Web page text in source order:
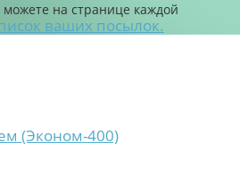
на странице каждой
ваших посылок.
(Эконом-400)